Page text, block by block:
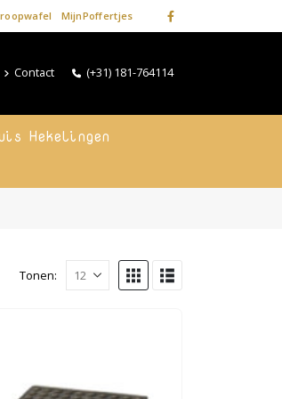
MijnPoffertjes
Contact (+31) 181-764114
Hekelingen
Tonen: